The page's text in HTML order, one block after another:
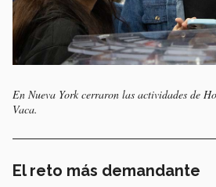
En Nueva York cerraron las actividades de
Vaca.
El reto más demandante